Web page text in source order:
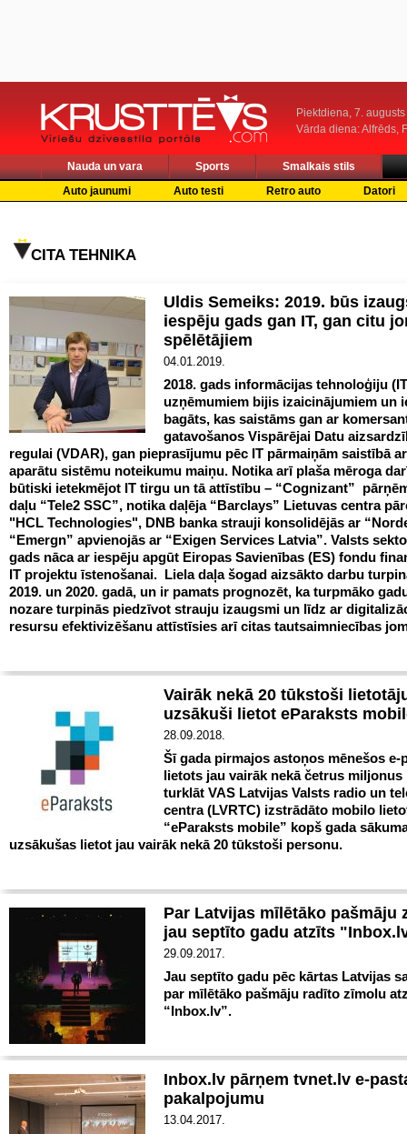
Piektdiena, 7. augusts
Vārda diena: Alfrēds,
Nauda un vara Sports
Smalkais stils
Auto jaunumi
Auto testi Retro auto Datori
CITA TEHNIKA
Uldis Semeiks: 2019. būs
iespēju gads gan IT, gan citu
spēlētājiem
04.01.2019.
2018. gads informācijas tehnoloģiju
uzņēmumiem bijis izaicinājumiem un
bagāts, kas saistāms gan ar
gatavošanos Vispārējai Datu
regulai (VDAR), gan pieprasījumu pēc IT pārmaiņām saistībā
aparātu sistēmu noteikumu maiņu. Notika arī plaša mēroga
būtiski ietekmējot IT tirgu un tā attīstību – “Cognizant”
daļu “Tele2 SSC”, notika daļēja “Barclays” Lietuvas centra
"HCL Technologies", DNB banka strauji konsolidējās ar
“Emergn” apvienojās ar “Exigen Services Latvia”. Valsts
gads nāca ar iespēju apgūt Eiropas Savienības (ES) fondu
IT projektu īstenošanai. Liela daļa šogad aizsākto darbu
2019. un 2020. gadā, un ir pamats prognozēt, ka turpmāko
nozare turpinās piedzīvot strauju izaugsmi un līdz ar
resursu efektivizēšanu attīstīsies arī citas tautsaimniecības
Vairāk nekā 20 tūkstoši
uzsākuši lietot eParaksts
28.09.2018.
Šī gada pirmajos astoņos mēnešos e-
lietots jau vairāk nekā četrus miljonus
turklāt VAS Latvijas Valsts radio un
centra (LVRTC) izstrādāto mobilo
“eParaksts mobile” kopš gada
uzsākušas lietot jau vairāk nekā 20 tūkstoši personu.
Par Latvijas mīlētāko pašmāju
jau septīto gadu atzīts
29.09.2017.
Jau septīto gadu pēc kārtas Latvijas
par mīlētāko pašmāju radīto zīmolu
“Inbox.lv”.
Inbox.lv pārņem tvnet.lv e-
pakalpojumu
13.04.2017.